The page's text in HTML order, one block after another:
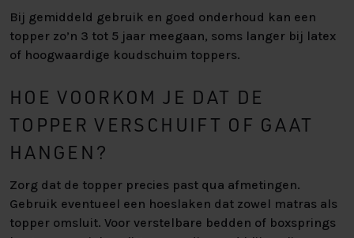
Bij gemiddeld gebruik en goed onderhoud kan een
topper zo’n 3 tot 5 jaar meegaan, soms langer bij latex
of hoogwaardige koudschuim toppers.
HOE VOORKOM JE DAT DE
TOPPER VERSCHUIFT OF GAAT
HANGEN?
Zorg dat de topper precies past qua afmetingen.
Gebruik eventueel een hoeslaken dat zowel matras als
topper omsluit. Voor verstelbare bedden of boxsprings